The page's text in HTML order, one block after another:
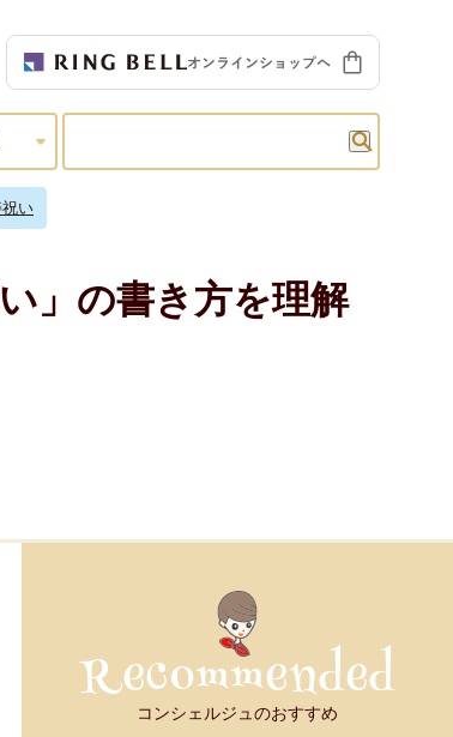
い
」の書き方を理解
コンシェルジュのおすすめ